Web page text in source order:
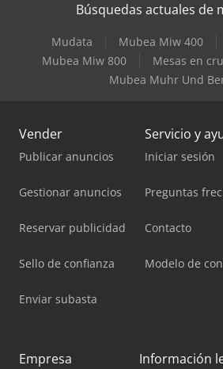
Búsquedas actuales de
Mudata Mubea Miw 400
Mubea Miw 800
Mesas en
Mubea Muhr Und
Vender
Publicar anuncios
Gestionar anuncios
Reservar publicidad
Sello de confianza
Enviar subasta
Servicio y
Iniciar sesión
Preguntas
Contacto
Modelo de
Empresa Información